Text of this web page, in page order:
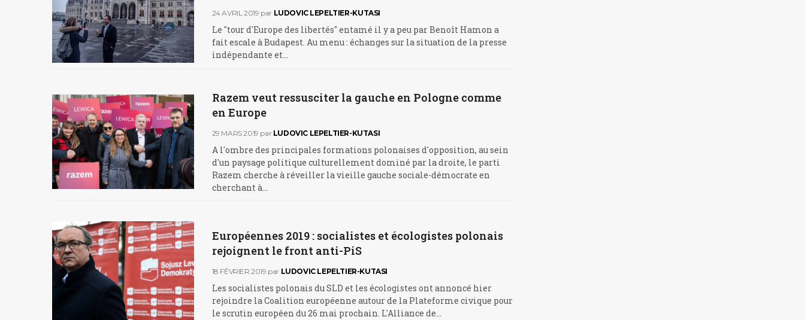
24 AVRIL 2019 par LUDOVIC LEPELTIER-KUTASI
Le "tour d'Europe des libertés" entamé il y a peu par Benoît Hamon a
fait escale à Budapest. Au menu : échanges sur la situation de la presse
indépendante et…
Razem veut ressusciter la gauche en Pologne comme
en Europe
29 MARS 2019 par LUDOVIC LEPELTIER-KUTASI
A l'ombre des principales formations polonaises d'opposition, au sein
d'un paysage politique culturellement dominé par la droite, le parti
Razem cherche à réveiller la vieille gauche sociale-démocrate en
cherchant à…
Européennes 2019 : socialistes et écologistes polonais
rejoignent le front anti-PiS
18 FÉVRIER 2019 par LUDOVIC LEPELTIER-KUTASI
Les socialistes polonais du SLD et les écologistes ont annoncé hier
rejoindre la Coalition européenne autour de la Plateforme civique pour
le scrutin européen du 26 mai prochain. L'Alliance de…